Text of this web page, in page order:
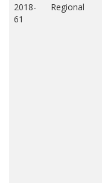
2018-
61
Regional